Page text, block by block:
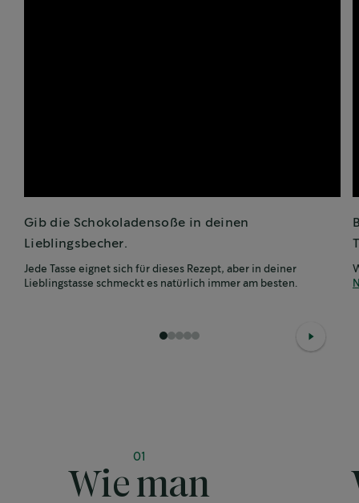
Gib die Schokoladensoße in deinen
Lieblingsbecher.
Jede Tasse eignet sich für dieses Rezept, aber in deiner
Lieblingstasse schmeckt es natürlich immer am besten.
1 234
01
Wie man